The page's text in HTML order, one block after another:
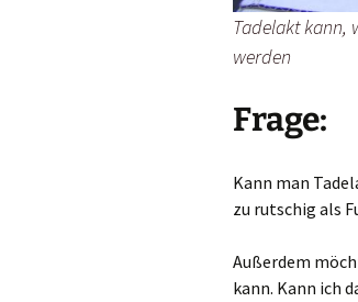
Tadelakt kann,
werden
Frage:
Kann man
zu rutschig als
Außerdem
kann. Kann ich